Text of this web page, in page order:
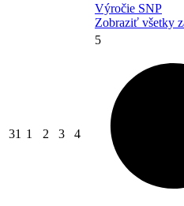
Výročie SNP
Zobraziť všetky
31 1 2 3 4
5